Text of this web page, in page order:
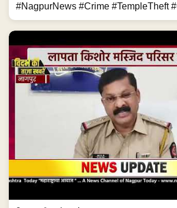
#NagpurNews #Crime #TempleTheft